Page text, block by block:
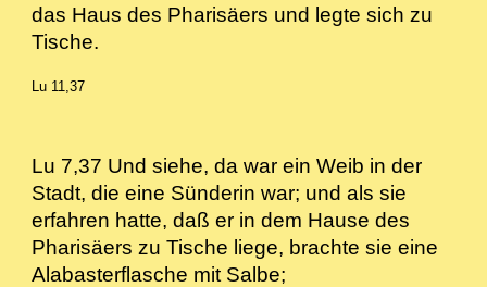
das Haus des Pharisäers und legte sich zu
Tische.
Lu 11,37
Lu 7,37 Und siehe, da war ein Weib in der
Stadt, die eine Sünderin war; und als sie
erfahren hatte, daß er in dem Hause des
Pharisäers zu Tische liege, brachte sie eine
Alabasterflasche mit Salbe;